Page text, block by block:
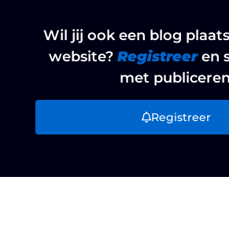
Wil jij ook een blog
website? Registreer en
met
Registreer